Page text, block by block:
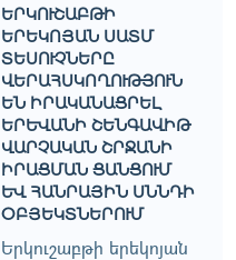
ԵՐԿՈՒՇԱԲԹԻ
ԵՐԵԿՈՅԱՆ ՍԱՏՄ
ՏԵՍՈՒՉՆԵՐԸ
ՎԵՐԱՀՍԿՈՂՈՒԹՅՈՒՆ
ԵՆ ԻՐԱԿԱՆԱՑՐԵԼ
ԵՐԵՒԱՆԻ ՇԵՆԳԱՎԻԹ Վ
ԱՐՉԱԿԱՆ ՇՐՋԱՆԻ Ի
ՐԱՑՄԱՆ ՑԱՆՑՈՒՄ ԵՒ
ՀԱՆՐԱՅԻՆ ՍՆՆԴԻ ՕԲ
ՅԵԿՏՆԵՐՈՒՄ
Երկուշաբթի երեկոյան